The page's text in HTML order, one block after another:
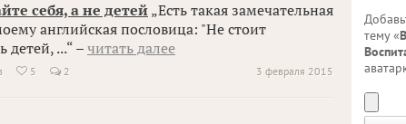
себя, а не детей„Есть такая замечательная
английская пословица: "Не стоит
детей, ...“ –читать далее
3 февраля 2015
 5 2
тему «